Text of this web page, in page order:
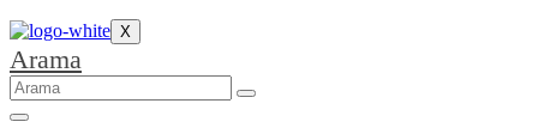
X
Arama